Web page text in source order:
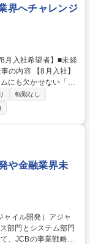
界へチャレンジ
にも欠かせない「品
修や豊富な案件を
多
に付きます。研修後
されるプロジェクト
技術に関わる案件も
高めることができま
設計、品質改善提
東京/
〈資格支援充実〉
転勤なし
や金融業界未
、JCBの事業戦略